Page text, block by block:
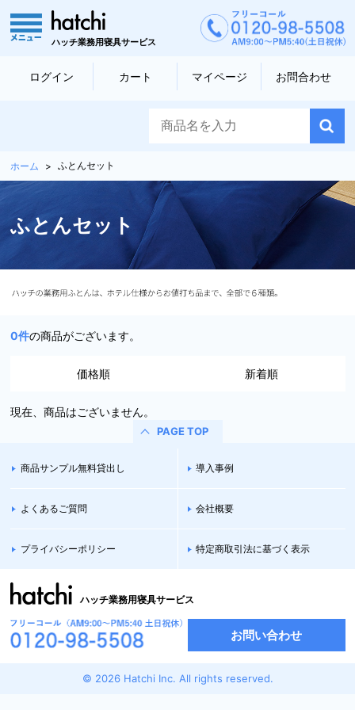
ハッチ業務用寝具サービス
ログイン カート マイページ お問合わせ
ホーム ふとんセット
ふとんセット
0件の商品がございます。
価格順 新着順
現在、商品はございません。
PAGE TOP
商品サンプル無料貸出し 導入事例
よくあるご質問 会社概要
プライバシーポリシー 特定商取引法に基づく表示
ハッチ業務用寝具サービス
お問い合わせ
© 2026 Hatchi Inc. All rights reserved.